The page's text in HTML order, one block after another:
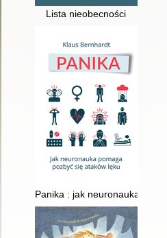
Lista nieobecności
Panika : jak neuronauka